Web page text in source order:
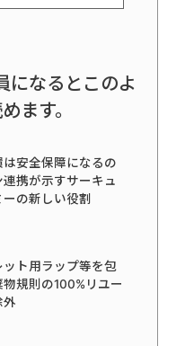
になるとこのよ
ます。
安全保障になるの
携が示すサーキュ
の新しい役割
ット用ラップ等を包
規則の100%リユー
外